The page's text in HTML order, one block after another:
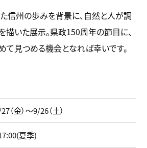
信州の歩みを背景に、自然と人が調
描いた展示。県政150周年の節目に、
て見つめる機会となれば幸いです。
（金）〜9/26（土）
夏季)